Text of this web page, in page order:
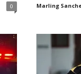
0 Marling